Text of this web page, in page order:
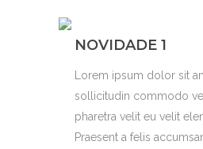
NOVIDADE 1
Lorem ipsum dolor sit
sollicitudin commodo
pharetra velit eu velit
Praesent a felis